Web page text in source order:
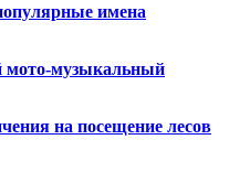
имена
мото-музыкальный
на посещение лесов